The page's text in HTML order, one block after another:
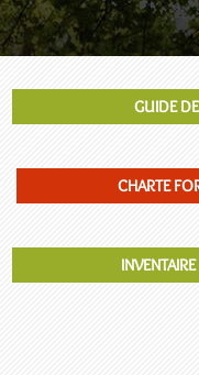
GUIDE
CHARTE